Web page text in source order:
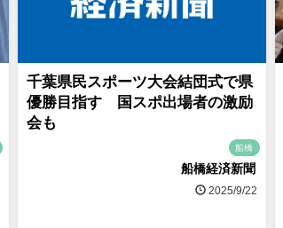
千葉県民スポーツ大会結団式で県
優勝目指す 国スポ出場者の激励
会も
船橋
船橋経済新聞
2025/9/22